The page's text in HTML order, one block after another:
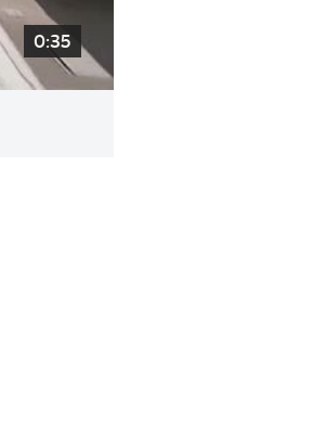
0:35